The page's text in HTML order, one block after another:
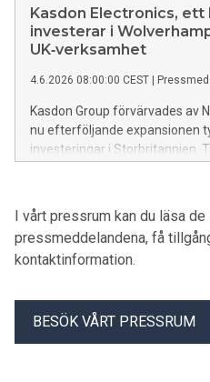
Kasdon Electronics, ett
investerar i
UK‑verksamhet
4.6.2026 08:00:00 CEST
Kasdon Group förvärvades av
nu efterföljande expansionen
investeringar i Storbritannien.
försvar, industri,
sektorerna.
I vårt pressrum kan du läsa
pressmeddelandena, få
kontaktinformation.
BESÖK VÅRT PRESSRUM